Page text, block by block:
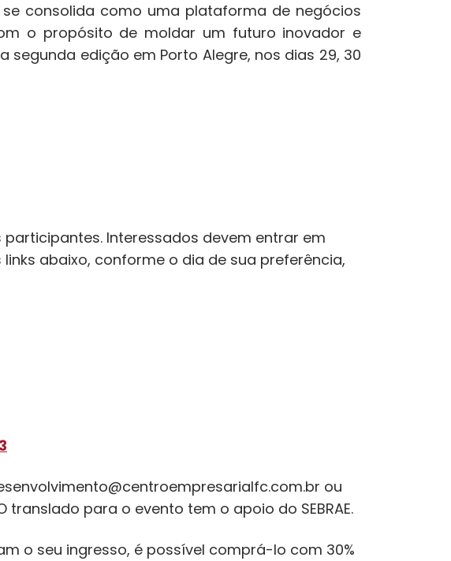
consolida como uma plataforma de negócios
o propósito de moldar um futuro inovador e
segunda edição em Porto Alegre, nos dias 29, 30
Interessados devem entrar em
abaixo, conforme o dia de sua preferência,
ou
para o evento tem o apoio do SEBRAE.
o seu ingresso, é possível comprá-lo com 30%